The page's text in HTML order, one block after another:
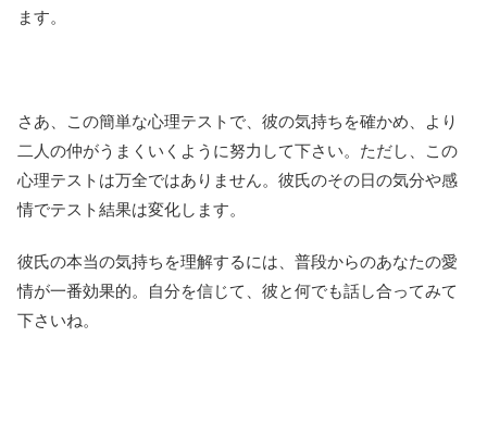
ます。
さあ、この簡単な心理テストで、彼の気持ちを確かめ、より
二人の仲がうまくいくように努力して下さい。ただし、この
心理テストは万全ではありません。彼氏のその日の気分や感
情でテスト結果は変化します。
彼氏の本当の気持ちを理解するには、普段からのあなたの愛
情が一番効果的。自分を信じて、彼と何でも話し合ってみて
下さいね。